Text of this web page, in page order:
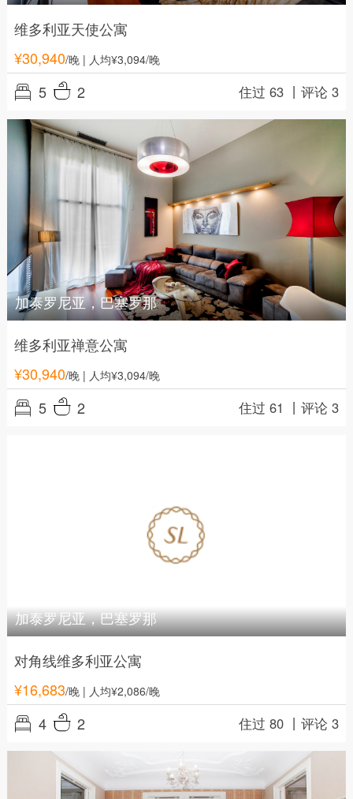
维多利亚天使公寓
¥30,940/晚| 人均¥3,094/晚
5 2 住过 63 丨评论 3
加泰罗尼亚，巴塞罗那
维多利亚禅意公寓
¥30,940/晚| 人均¥3,094/晚
5 2 住过 61 丨评论 3
加泰罗尼亚，巴塞罗那
对角线维多利亚公寓
¥16,683/晚| 人均¥2,086/晚
4 2 住过 80 丨评论 3